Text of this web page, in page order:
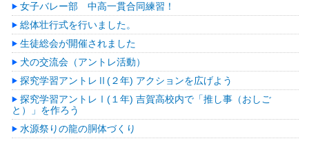
女子バレー部 中高一貫合同練習！
総体壮行式を行いました。
生徒総会が開催されました
犬の交流会（アントレ活動）
探究学習アントレⅡ(２年) アクションを広げよう
探究学習アントレⅠ(１年) 吉賀高校内で「推し事（おしご
と）」を作ろう
水源祭りの龍の胴体づくり